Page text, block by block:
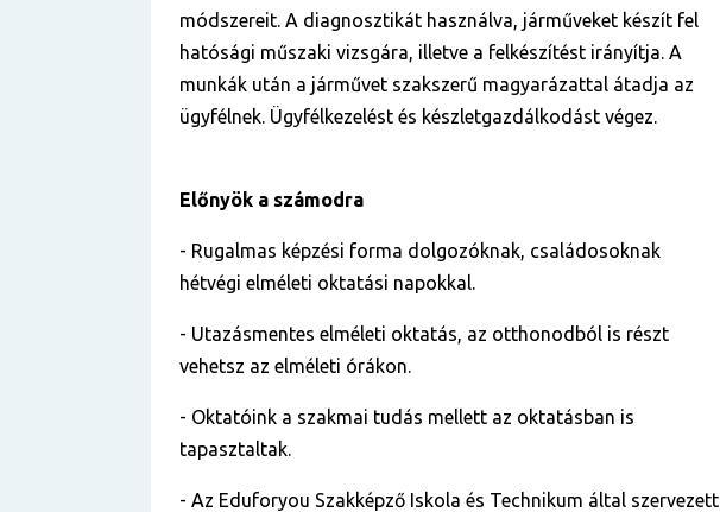
módszereit. A diagnosztikát használva, járműveket készít fel
hatósági műszaki vizsgára, illetve a felkészítést irányítja. A
munkák után a járművet szakszerű magyarázattal átadja az
ügyfélnek. Ügyfélkezelést és készletgazdálkodást végez.
Előnyök a számodra
- Rugalmas képzési forma dolgozóknak, családosoknak
hétvégi elméleti oktatási napokkal.
- Utazásmentes elméleti oktatás, az otthonodból is részt
vehetsz az elméleti órákon.
- Oktatóink a szakmai tudás mellett az oktatásban is
tapasztaltak.
- Az Eduforyou Szakképző Iskola és Technikum által szervezett